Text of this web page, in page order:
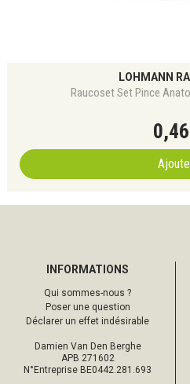
LOHMANN
Raucoset Set Pince
0,46
INFORMATIONS
Qui sommes-nous ?
Poser une question
Déclarer un effet indésirable
Damien Van Den Berghe
APB 271602
N°Entreprise BE0442.281.693